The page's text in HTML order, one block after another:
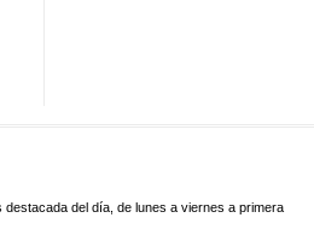
destacada del día, de lunes a viernes a primera